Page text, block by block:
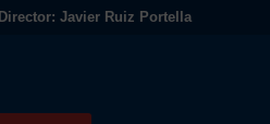
Director: Javier Ruiz Portella